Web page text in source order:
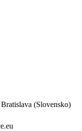
(Slovensko)